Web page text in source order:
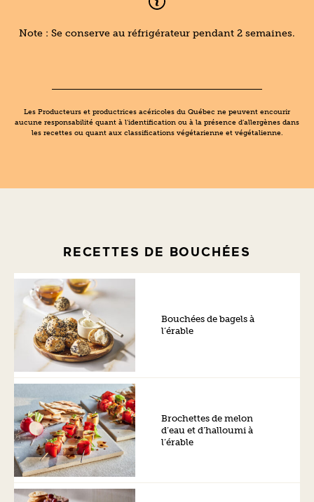
Note : Se conserve au réfrigérateur pendant 2 semaines.
Les Producteurs et productrices acéricoles du Québec ne peuvent encourir
aucune responsabilité quant à l’identification ou à la présence d’allergènes dans
les recettes ou quant aux classifications végétarienne et végétalienne.
RECETTES DE BOUCHÉES
Bouchées de bagels à
l’érable
Brochettes de melon
d’eau et d’halloumi à
l’érable